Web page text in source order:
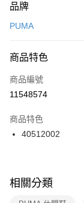
台灣樂天信用卡公司
【關於「AFTEE先享
便利好安心！
３．安心：先確認商
【「AFTEE先享後付
１．於結帳方式選擇
２．訂單成立數日內
３．收到繳費通知簡
ATM／網路銀行／等
※ 交易是否成功請以
是否繳費成功／繳費
客戶支援中心」
運送方式
每筆NT$100，滿
宅配
每筆NT$100，滿
付款後門市自取
每筆NT$100，滿
品牌
PUMA
商品特色
商品編號
11548574
商品特色
40512002
相關分類